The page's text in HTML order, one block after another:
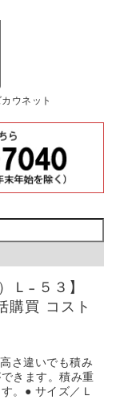
ウネット
Ｌ−５３】
購買 コスト
さ違いでも積み
きます。積み重
。● サイズ／Ｌ